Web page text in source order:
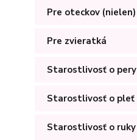
Pre oteckov (nielen)
Pre zvieratká
Starostlivosť o pery
Starostlivosť o pleť
Starostlivosť o ruky